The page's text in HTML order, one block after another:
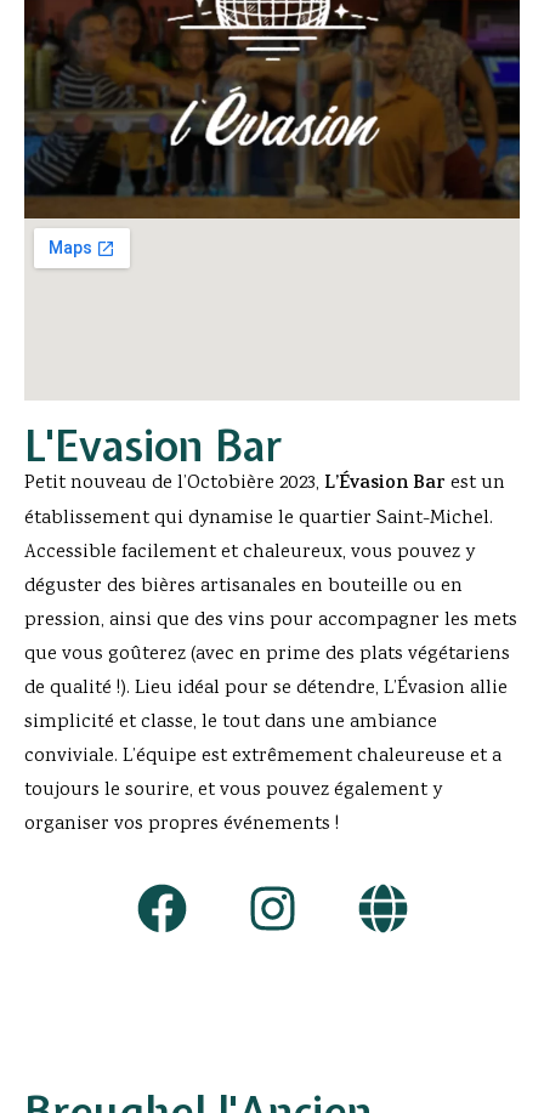
L'Evasion Bar
Petit nouveau de l’Octobière 2023, L’Évasion Bar est un
établissement qui dynamise le quartier Saint-Michel.
Accessible facilement et chaleureux, vous pouvez y
déguster des bières artisanales en bouteille ou en
pression, ainsi que des vins pour accompagner les mets
que vous goûterez (avec en prime des plats végétariens
de qualité !). Lieu idéal pour se détendre, L’Évasion allie
simplicité et classe, le tout dans une ambiance
conviviale. L’équipe est extrêmement chaleureuse et a
toujours le sourire, et vous pouvez également y
organiser vos propres événements !